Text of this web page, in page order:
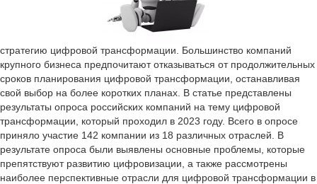
стратегию цифровой трансформации. Большинство компаний
крупного бизнеса предпочитают отказываться от продолжительных
сроков планирования цифровой трансформации, останавливая
свой выбор на более коротких планах. В статье представлены
результаты опроса российских компаний на тему цифровой
трансформации, который проходил в 2023 году. Всего в опросе
приняло участие 142 компании из 18 различных отраслей. В
результате опроса были выявлены основные проблемы, которые
препятствуют развитию цифровизации, а также рассмотрены
наиболее перспективные отрасли для цифровой трансформации в